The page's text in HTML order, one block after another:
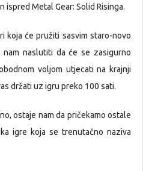
Metal Gear: Solid Risinga.
koja će pružiti sasvim staro-novo
naslutiti da će se zasigurno
voljom utjecati na krajnji
držati uz igru preko 100 sati.
ostaje nam da pričekamo ostale
igre koja se trenutačno naziva